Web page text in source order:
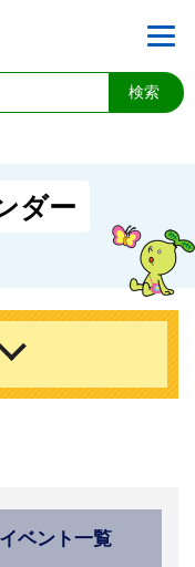
ダー
イベント一覧